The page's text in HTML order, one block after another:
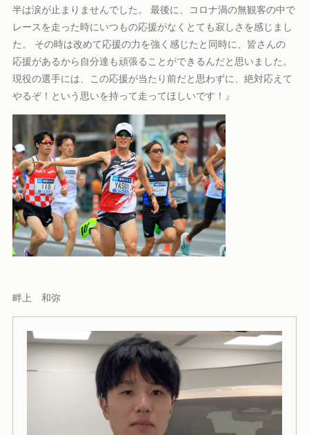
半は涙が止まりませんでした。 最後に、コロナ渦の無観客の中で
レースを走った時にいつもの応援がなくとても寂しさを感じまし
た。 その時は改めて応援の力を強く感じたと同時に、皆さんの
応援があるから自分達も頑張ることができるんだと思いました。
現役の選手には、この応援が当たり前だと思わずに、絶対応えて
やるぞ！という思いを持って走ってほしいです！』
畔上 和弥